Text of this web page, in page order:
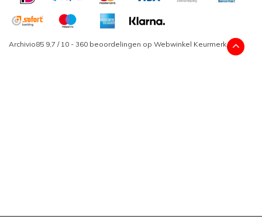
Archivio85 9,7 / 10 - 360 beoordelingen op Webwinkel Keurmerk